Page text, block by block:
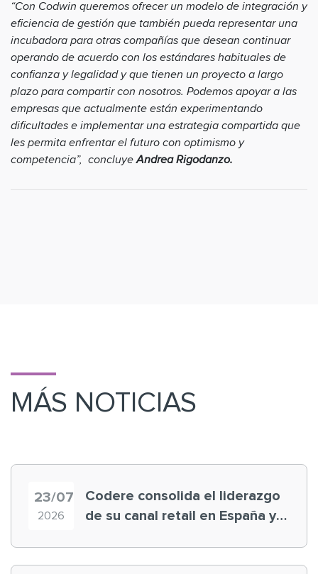
“Con Codwin queremos ofrecer un modelo de integración y
eficiencia de gestión que también pueda representar una
incubadora para otras compañías que desean continuar
operando de acuerdo con los estándares habituales de
confianza y legalidad y que tienen un proyecto a largo
plazo para compartir con nosotros. Podemos apoyar a las
empresas que actualmente están experimentando
dificultades e implementar una estrategia compartida que
les permita enfrentar el futuro con optimismo y
competencia”, concluyeAndrea Rigodanzo.
MÁS NOTICIAS
23/07
2026
Codere consolida el liderazgo
de su canal retail en España y